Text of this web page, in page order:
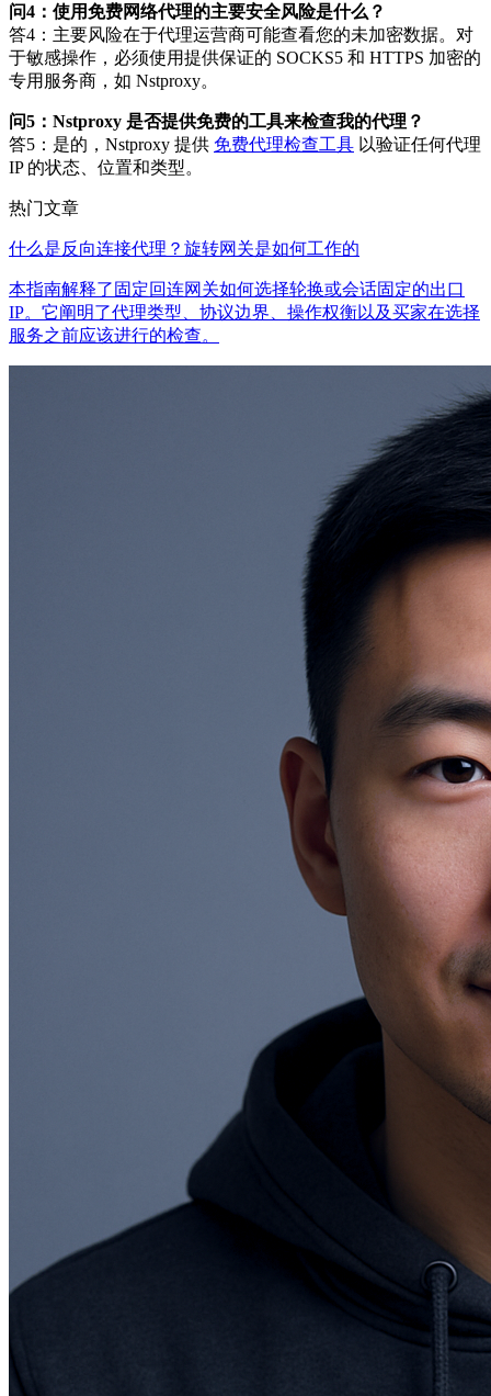
问4：使用免费网络代理的主要安全风险是什么？
答4：主要风险在于代理运营商可能查看您的未加密数据。对
于敏感操作，必须使用提供保证的 SOCKS5 和 HTTPS 加密的
专用服务商，如 Nstproxy。
问5：Nstproxy 是否提供免费的工具来检查我的代理？
答5：是的，Nstproxy 提供 免费代理检查工具 以验证任何代理
IP 的状态、位置和类型。
热门文章
什么是反向连接代理？旋转网关是如何工作的
本指南解释了固定回连网关如何选择轮换或会话固定的出口
IP。它阐明了代理类型、协议边界、操作权衡以及买家在选择
服务之前应该进行的检查。